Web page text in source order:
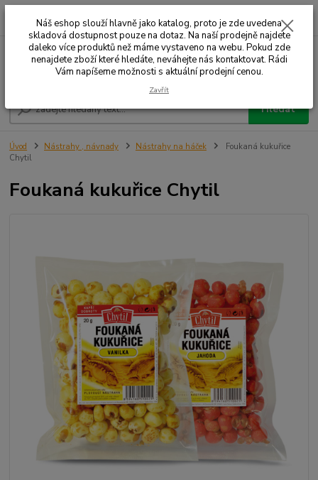
Menu
Hledat
+420 732 707 573 za
Úvod Nástrahy , návnady Nástrahy na háček
Foukaná kukuřice
Chytil
Foukaná kukuřice Chytil
Náš eshop slouží hlavně jako katalog, proto je zde uvedena
skladová dostupnost pouze na dotaz. Na naší prodejně najdete
daleko více produktů než máme vystaveno na webu. Pokud zde
nenajdete zboží které hledáte, neváhejte nás kontaktovat. Rádi
Vám napíšeme možnosti s aktuální prodejní cenou.
Zavřít